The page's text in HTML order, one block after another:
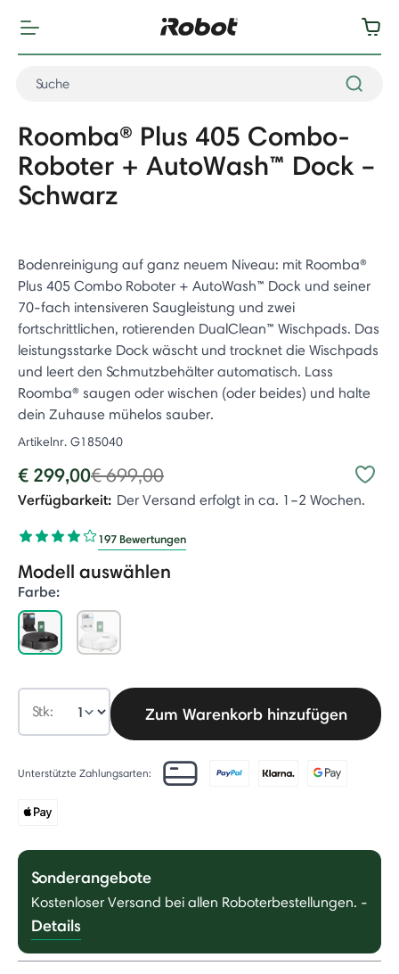
Roomba® Plus 405 Combo-
Roboter + AutoWash™ Dock –
Schwarz
Bodenreinigung auf ganz neuem Niveau: mit Roomba®
Plus 405 Combo Roboter + AutoWash™ Dock und seiner
70-fach intensiveren Saugleistung und zwei
fortschrittlichen, rotierenden DualClean™ Wischpads. Das
leistungsstarke Dock wäscht und trocknet die Wischpads
und leert den Schmutzbehälter automatisch. Lass
Roomba® saugen oder wischen (oder beides) und halte
dein Zuhause mühelos sauber.
Artikelnr. G185040
€ 299,00Price reduced from
€ 699,00to
Verfügbarkeit: Der Versand erfolgt in ca. 1–2 Wochen.
197 Bewertungen
Modell auswählen
Farbe:
Stk: Zum Warenkorb hinzufügen
Unterstützte Zahlungsarten:
Sonderangebote
Kostenloser Versand bei allen Roboterbestellungen. -
Details